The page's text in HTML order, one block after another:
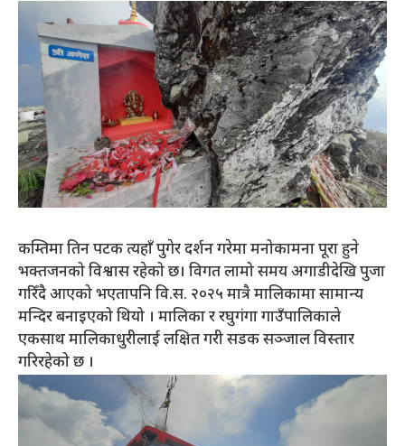
कम्तिमा तिन पटक त्यहाँ पुगेर दर्शन गरेमा मनोकामना पूरा हुने
भक्तजनको विश्वास रहेको छ। विगत लामो समय अगाडीदेखि पुजा
गरिँदै आएको भएतापनि वि.स. २०२५ मात्रै मालिकामा सामान्य
मन्दिर बनाइएको थियो । मालिका र रघुगंगा गाउँपालिकाले
एकसाथ मालिकाधुरीलाई लक्षित गरी सडक सञ्जाल विस्तार
गरिरहेको छ ।